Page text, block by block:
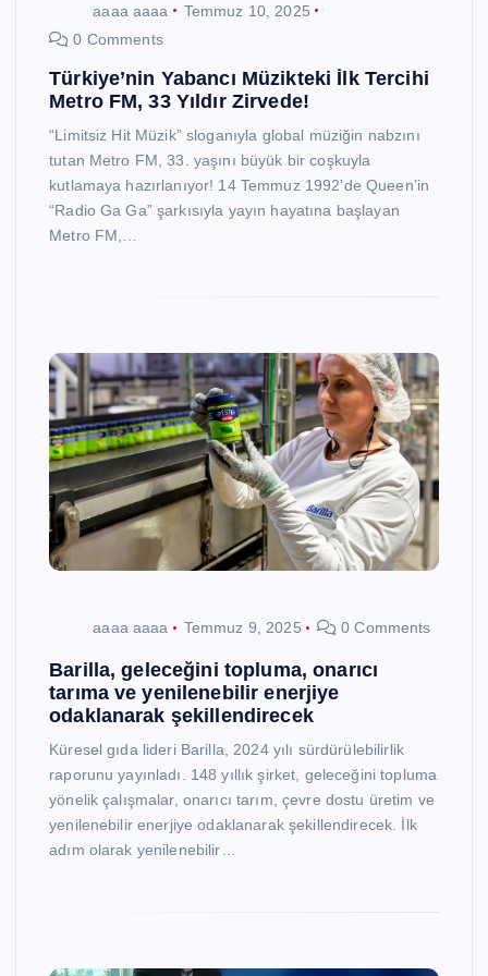
aaaa aaaa
Temmuz 10, 2025
0 Comments
Türkiye’nin Yabancı Müzikteki İlk Tercihi
Metro FM, 33 Yıldır Zirvede!
“Limitsiz Hit Müzik” sloganıyla global müziğin nabzını
tutan Metro FM, 33. yaşını büyük bir coşkuyla
kutlamaya hazırlanıyor! 14 Temmuz 1992’de Queen’in
“Radio Ga Ga” şarkısıyla yayın hayatına başlayan
Metro FM,…
aaaa aaaa Temmuz 9, 2025 0 Comments
Barilla, geleceğini topluma, onarıcı
tarıma ve yenilenebilir enerjiye
odaklanarak şekillendirecek
Küresel gıda lideri Barilla, 2024 yılı sürdürülebilirlik
raporunu yayınladı. 148 yıllık şirket, geleceğini topluma
yönelik çalışmalar, onarıcı tarım, çevre dostu üretim ve
yenilenebilir enerjiye odaklanarak şekillendirecek. İlk
adım olarak yenilenebilir…